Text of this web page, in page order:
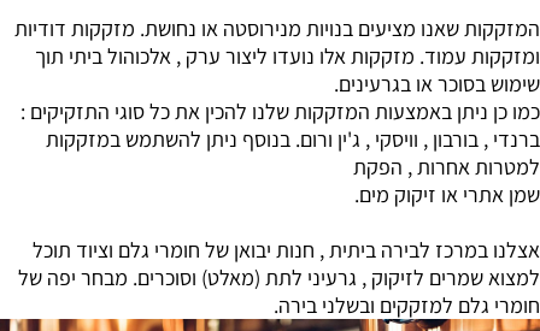
המזקקות שאנו מציעים בנויות מנירוסטה או נחושת. מזקקות דודיות
ומזקקות עמוד. מזקקות אלו נועדו ליצור ערק , אלכוהול ביתי תוך
שימוש בסוכר או בגרעינים.
כמו כן ניתן באמצעות המזקקות שלנו להכין את כל סוגי התזקיקים :
ברנדי , בורבון , וויסקי , ג'ין ורום. בנוסף ניתן להשתמש במזקקות
למטרות אחרות , הפקת
שמן אתרי או זיקוק מים.
אצלנו במרכז לבירה ביתית , חנות יבואן של חומרי גלם וציוד תוכל
למצוא שמרים לזיקוק , גרעיני לתת (מאלט) וסוכרים. מבחר יפה של
חומרי גלם למזקקים ובשלני בירה.